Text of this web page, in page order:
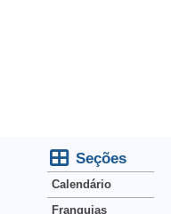
Seções
Calendário
Franquias